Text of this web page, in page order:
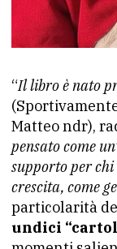
“Il libro è nato
Matteo ndr),
pensato come
supporto per
crescita, come
particolarità
undici